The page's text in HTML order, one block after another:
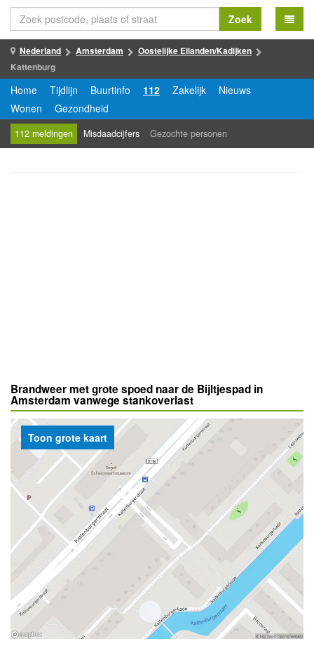
Zoek
Nederland Amsterdam
Oostelijke Eilanden/Kadijken
Kattenburg
Home Tijdlijn Buurtinfo 112 Zakelijk
Nieuws
Wonen
Gezondheid
112 meldingen Misdaadcijfers Gezochte personen
Brandweer met grote spoed naar de Bijltjespad in
Amsterdam vanwege stankoverlast
Toon grote kaart